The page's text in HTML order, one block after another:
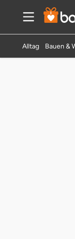
Alltag Bauen &